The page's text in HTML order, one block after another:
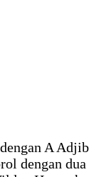
A Adjib
dengan dua